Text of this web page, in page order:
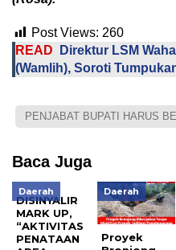
Post Views: 260
READ
Direktur LSM
(Wamlih), Soroti
PENJABAT BUPATI HARUS
Baca Juga
Daerah
DISINYALIR
MARK UP,
“AKTIVITAS
PENATAAN
Daerah
Proyek